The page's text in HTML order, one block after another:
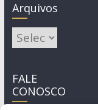
Arquivos
Arquivos
FALE
CONOSCO